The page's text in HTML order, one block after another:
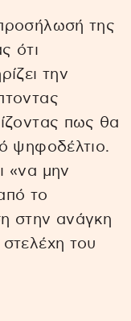
της
ότι
την
πως θα
ψηφοδέλτιο.
«να μην
το
στην ανάγκη
του